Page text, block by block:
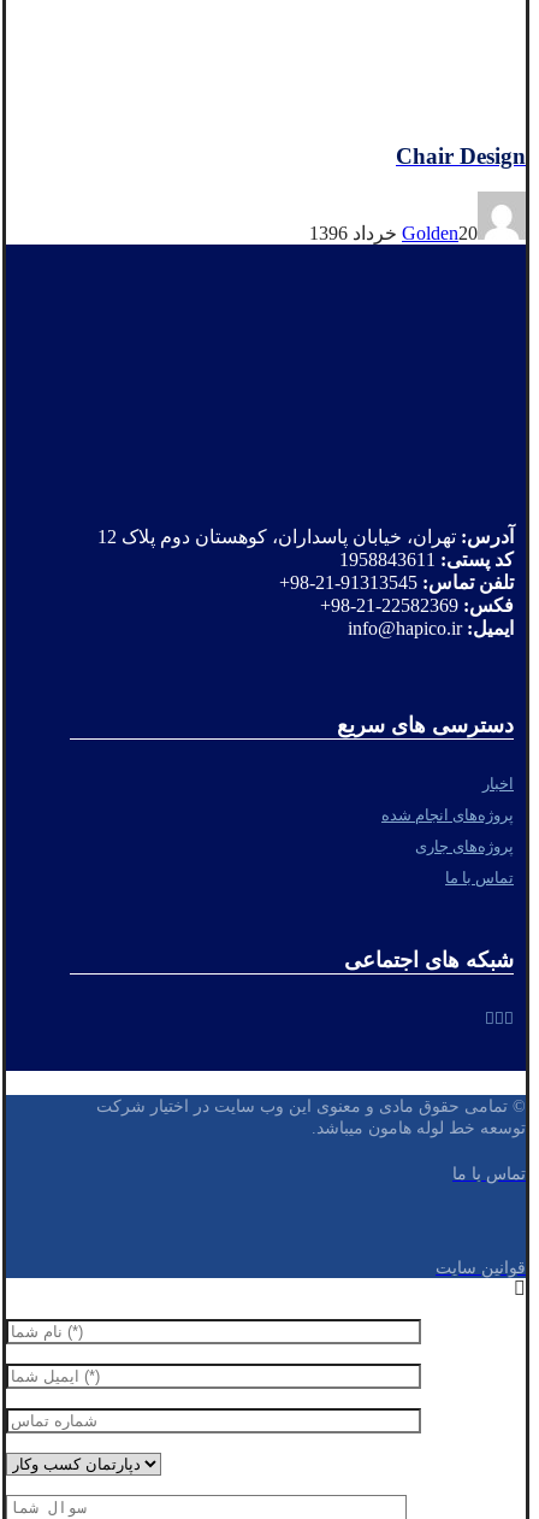
Chair Design
Golden20 خرداد 1396
آدرس: تهران، خیابان پاسداران، کوهستان دوم پلاک 12
کد پستی:
تلفن تماس:
فکس:
ایمیل: info@hapico.ir
دسترسی های سریع
اخبار
پروژه‌های انجام شده
پروژه‌های جاری
تماس با ما
شبکه های اجتماعی
© تمامی حقوق مادی و معنوی این وب سایت در اختیار شرکت
توسعه خط لوله هامون میباشد.
تماس با ما
قوانین سایت